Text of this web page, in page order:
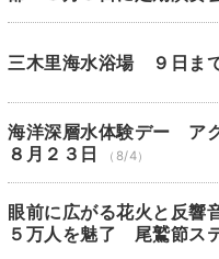
三木里海水浴場 ９日ま
海洋深層水体験デー ア
８月２３日
（8/4）
眼前に広がる花火と反
５万人を魅了 尾鷲節ス